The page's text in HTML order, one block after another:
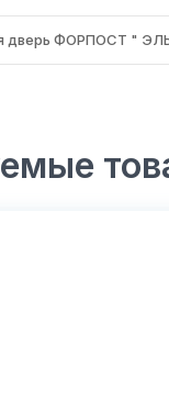
дверь ФОРПОСТ "